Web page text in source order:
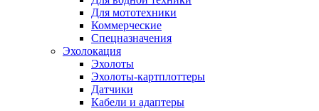
Для мототехники
Коммерческие
Спецназначения
Эхолокация
Эхолоты
Эхолоты-картплоттеры
Датчики
Кабели и адаптеры